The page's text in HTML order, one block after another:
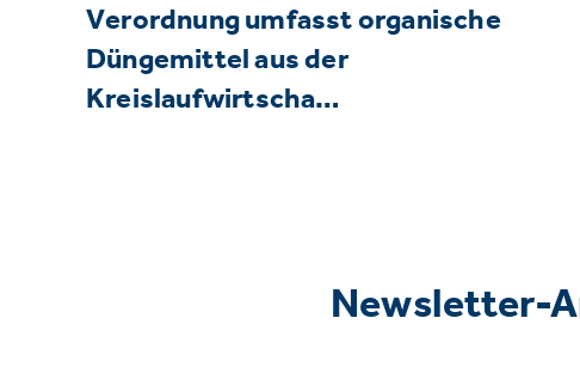
Verordnung umfasst organische
Düngemittel aus der
Kreislaufwirtscha…
Newsletter-